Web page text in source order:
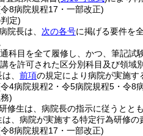
8病院規程17・一部改正)
定)
院長は、 次の各号に掲げる要件を
科目を全て履修し、かつ、筆記試
を許可された区分別科目及び領域
、 前項の規定により病院が実施す
4病院規程2・令5病院規程5・令8
)
修生は、病院長の指示に従うとと
は、病院が実施する特定行為研修の
8病院規程17・一部改正)